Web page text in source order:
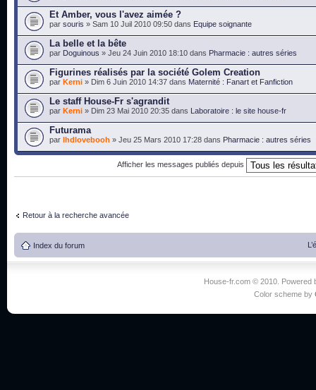
Et Amber, vous l'avez aimée ?
par souris » Sam 10 Juil 2010 09:50 dans Equipe soignante
La belle et la bête
par Doguinous » Jeu 24 Juin 2010 18:10 dans Pharmacie : autres séries
Figurines réalisés par la société Golem Creation
par Kerni » Dim 6 Juin 2010 14:37 dans Maternité : Fanart et Fanfiction
Le staff House-Fr s'agrandit
par Kerni » Dim 23 Mai 2010 20:35 dans Laboratoire : le site house-fr
Futurama
par lhdlovebooh » Jeu 25 Mars 2010 17:28 dans Pharmacie : autres séries
Afficher les messages publiés depuis
Retour à la recherche avancée
Index du forum
House-fr.com © 2010. Powered
Color scheme by